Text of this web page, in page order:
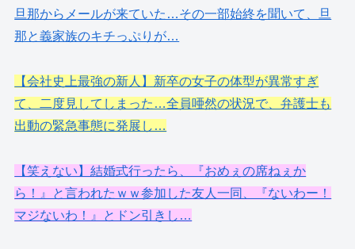
旦那からメールが来ていた…その一部始終を聞いて、旦
那と義家族のキチっぷりが…
【会社史上最強の新人】新卒の女子の体型が異常すぎ
て、二度見してしまった…全員唖然の状況で、弁護士も
出動の緊急事態に発展し…
【笑えない】結婚式行ったら、『おめぇの席ねぇか
ら！』と言われたｗｗ参加した友人一同、『ないわー！
マジないわ！』とドン引きし…